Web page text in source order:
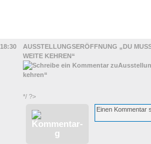
18:30
AUSSTELLUNGSERÖFFNUNG „DU
WEITE KEHREN“
*/ ?>